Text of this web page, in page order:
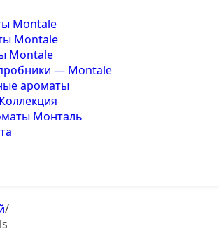
Montale
Montale
Montale
— Montale
ароматы
Монталь
/